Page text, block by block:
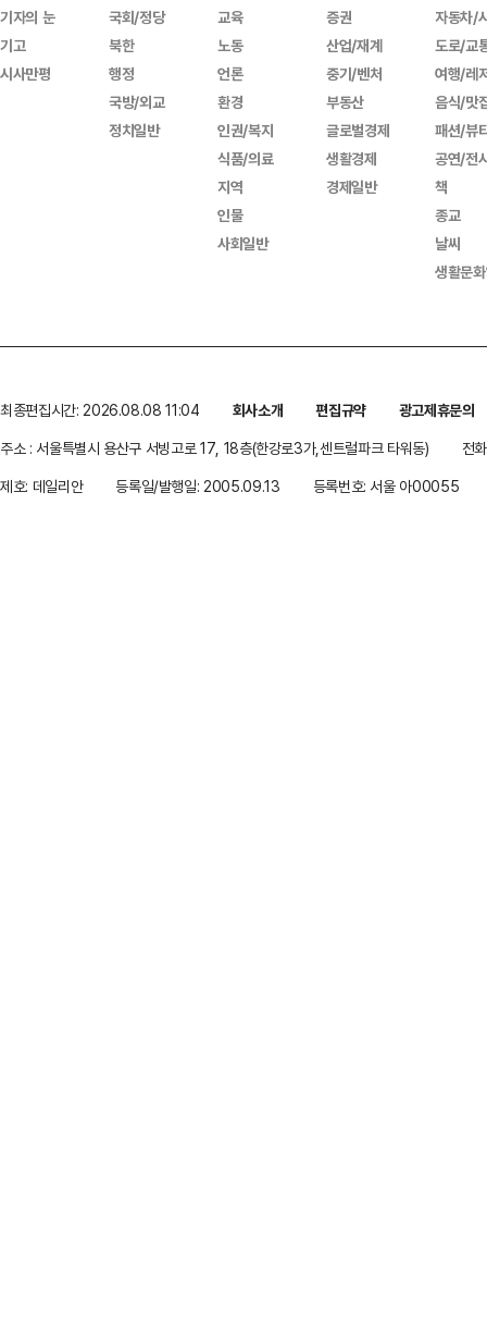
기자의 눈
기고
시사만평
국회/정당
북한
행정
국방/외교
정치일반
교육
노동
언론
환경
인권/복지
식품/의료
지역
인물
사회일반
증권
산업/재계
중기/벤처
부동산
글로벌경제
생활경제
경제일반
자동차/
도로/교
여행/레
음식/맛
패션/뷰
공연/전
책
종교
날씨
생활문
최종편집시간: 2026.08.08 11:04 회사소개 편집규약
광고제휴문의
주소 : 서울특별시 용산구 서빙고로 17, 18층(한강로3가,센트럴파크 타워동)
전
제호: 데일리안
등록일/발행일: 2005.09.13 등록번호: 서울 아00055